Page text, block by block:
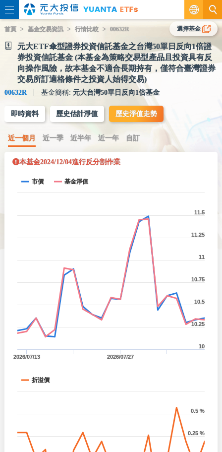
繁
EN
首頁 基金交易資訊 行情比較 00632R
元大ETF傘型證券投資信託基金之台灣50單日反向1倍證
券投資信託基金 (本基金為策略交易型產品且投資具有反
向操作風險，故本基金不適合長期持有，僅符合臺灣證券
交易所訂適格條件之投資人始得交易)
00632R 基金簡稱: 元大台灣50單日反向1倍基金
選擇基金
即時資料 歷史估計淨值 歷史淨值走勢
近一個月 近一季 近半年 近一年 自訂
本基金2024/12/04進行反分割作業
市價 基金淨值
2026/07/13 2026/07/27
10
10.25
10.5
10.75
11
11.25
11.5
折溢價
0.25 %
0.5 %